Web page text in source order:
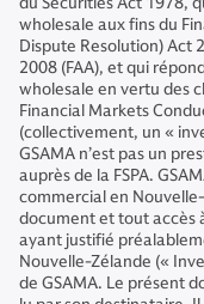
wholesale aux fins du
Dispute Resolution) Act
2008 (FAA), et qui
wholesale en vertu des
Financial Markets
(collectivement, un «
GSAMA n’est pas un
auprès de la FSPA.
commercial en
document et tout accès
ayant justifié
Nouvelle-Zélande («
de GSAMA. Le présent